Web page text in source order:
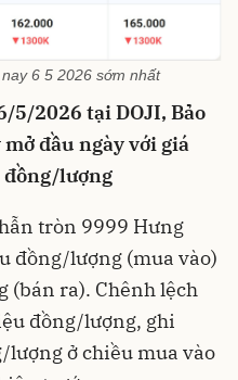
6 5 2026 sớm nhất
5/2026 tại DOJI, Bảo
đầu ngày với giá
đồng/lượng
tròn 9999 Hưng
đồng/lượng (mua vào)
(bán ra). Chênh lệch
đồng/lượng, ghi
ở chiều mua vào